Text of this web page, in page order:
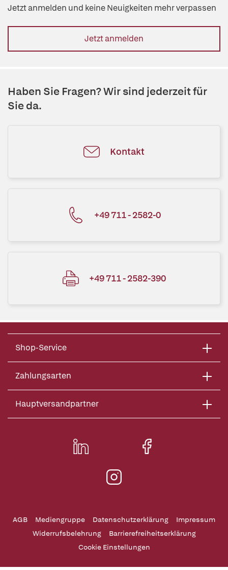
Jetzt anmelden und keine Neuigkeiten mehr verpassen
Jetzt anmelden
Haben Sie Fragen? Wir sind jederzeit für
Sie da.
Kontakt
+49 711 - 2582-0
+49 711 - 2582-390
Shop-Service
Zahlungsarten
Hauptversandpartner
AGB Mediengruppe Datenschutzerklärung
Impressum
Widerrufsbelehrung
Barrierefreiheitserklärung
Cookie Einstellungen